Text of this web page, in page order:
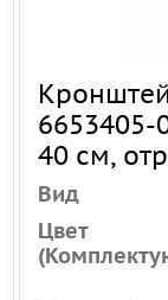
6653405-
40 см,
хром
Вид
Цвет